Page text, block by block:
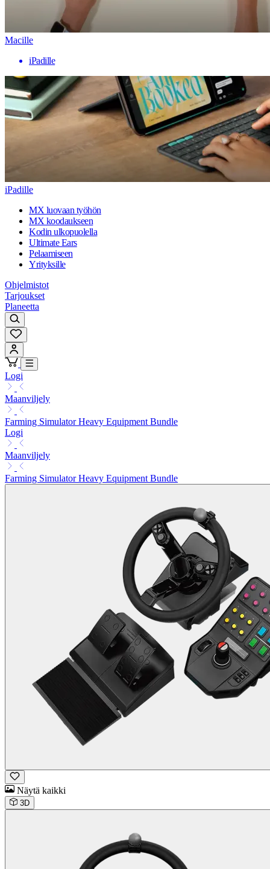
Macille
iPadille
iPadille
MX luovaan työhön
MX koodaukseen
Kodin ulkopuolella
Ultimate Ears
Pelaamiseen
Yrityksille
Ohjelmistot
Tarjoukset
Planeetta
Logi
Maanviljely
Farming Simulator Heavy Equipment Bundle
Logi
Maanviljely
Farming Simulator Heavy Equipment Bundle
Näytä kaikki
3D